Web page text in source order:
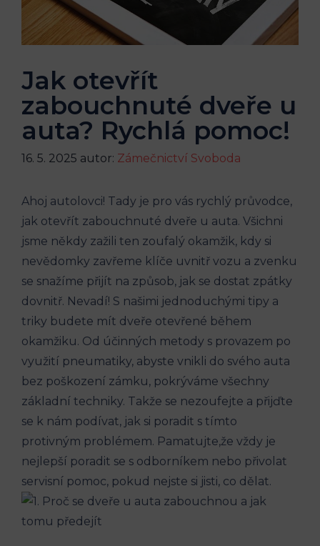
Jak otevřít
zabouchnuté dveře u
auta? Rychlá pomoc!
16. 5. 2025 autor: Zámečnictví Svoboda
Ahoj autolovci! Tady je pro vás rychlý průvodce,
jak otevřít zabouchnuté dveře u auta. Všichni
jsme někdy zažili ten zoufalý okamžik, kdy si
nevědomky zavřeme klíče uvnitř vozu a zvenku
se snažíme přijít na způsob, jak se dostat zpátky
dovnitř. Nevadí! S našimi jednoduchými tipy a
triky budete mít dveře otevřené během
okamžiku. Od účinných metody s provazem po
využití pneumatiky, abyste vnikli do svého auta
bez poškození zámku, pokrýváme všechny
základní techniky. Takže se nezoufejte a přijďte
se k nám podívat, jak si poradit s tímto
protivným problémem. Pamatujte,že vždy je
nejlepší poradit se s odborníkem nebo přivolat
servisní pomoc, pokud nejste si jisti, co dělat.